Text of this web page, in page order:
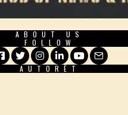
ABOUT US
FOLLOW
Facebook
TwitterInstagram
LinkedIn
YouTube
Email
AUTORËT